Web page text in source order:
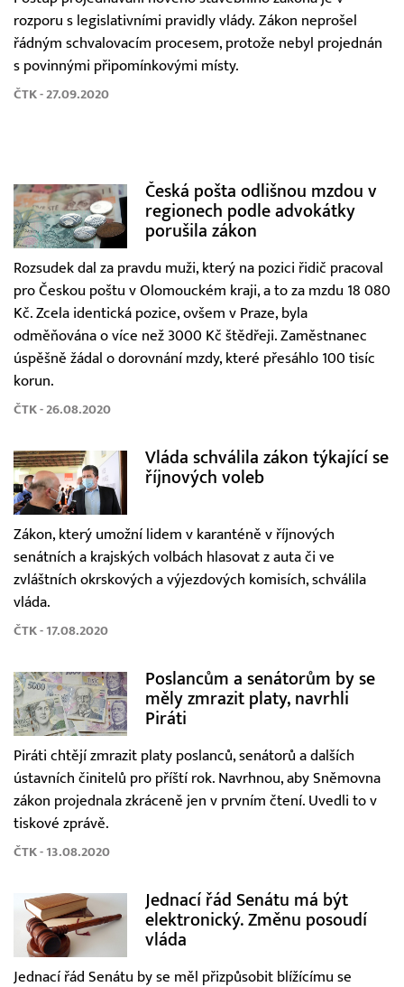
rozporu s legislativními pravidly vlády. Zákon neprošel
řádným schvalovacím procesem, protože nebyl projednán
s povinnými připomínkovými místy.
ČTK - 27.09.2020
Česká pošta odlišnou mzdou v
regionech podle advokátky
porušila zákon
Rozsudek dal za pravdu muži, který na pozici řidič pracoval
pro Českou poštu v Olomouckém kraji, a to za mzdu 18 080
Kč. Zcela identická pozice, ovšem v Praze, byla
odměňována o více než 3000 Kč štědřeji. Zaměstnanec
úspěšně žádal o dorovnání mzdy, které přesáhlo 100 tisíc
korun.
ČTK - 26.08.2020
Vláda schválila zákon týkající se
říjnových voleb
Zákon, který umožní lidem v karanténě v říjnových
senátních a krajských volbách hlasovat z auta či ve
zvláštních okrskových a výjezdových komisích, schválila
vláda.
ČTK - 17.08.2020
Poslancům a senátorům by se
měly zmrazit platy, navrhli
Piráti
Piráti chtějí zmrazit platy poslanců, senátorů a dalších
ústavních činitelů pro příští rok. Navrhnou, aby Sněmovna
zákon projednala zkráceně jen v prvním čtení. Uvedli to v
tiskové zprávě.
ČTK - 13.08.2020
Jednací řád Senátu má být
elektronický. Změnu posoudí
vláda
Jednací řád Senátu by se měl přizpůsobit blížícímu se